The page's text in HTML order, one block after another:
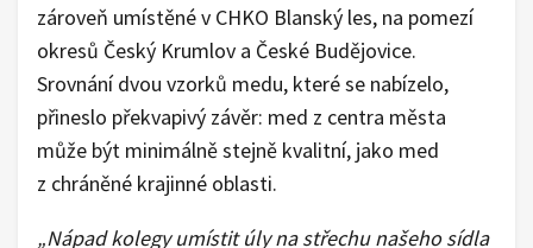
zároveň umístěné v CHKO Blanský les, na pomezí
okresů Český Krumlov a České Budějovice.
Srovnání dvou vzorků medu, které se nabízelo,
přineslo překvapivý závěr: med z centra města
může být minimálně stejně kvalitní, jako med
z chráněné krajinné oblasti.
„Nápad kolegy umístit úly na střechu našeho sídla